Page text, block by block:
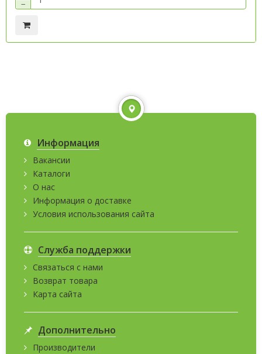
−
Информация
Вакансии
Каталоги
О нас
Информация о доставке
Условия использования сайта
Служба поддержки
Связаться с нами
Возврат товара
Карта сайта
Дополнительно
Производители